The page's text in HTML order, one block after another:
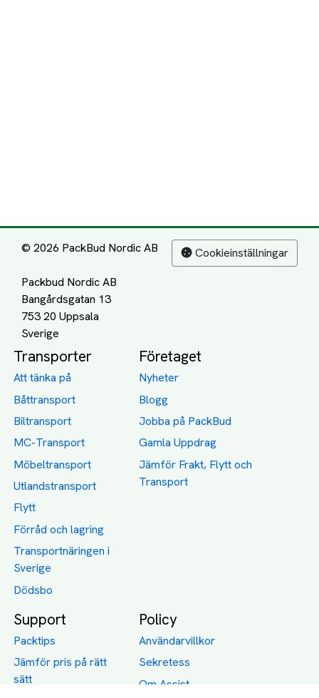
© 2026 PackBud Nordic AB
Packbud Nordic AB
Bangårdsgatan 13
753 20 Uppsala
Cookieinställningar
Transporter
Att tänka på
Båttransport
Biltransport
MC-Transport
Möbeltransport
Utlandstransport
Flytt
Förråd och lagring
Transportnäringen i
Sverige
Dödsbo
Företaget
Nyheter
Blogg
Jobba på PackBud
Gamla Uppdrag
Jämför Frakt, Flytt och
Transport
Support
Packtips
Jämför pris på rätt
sätt
Policy
Användarvillkor
Sekretess
Om Assist